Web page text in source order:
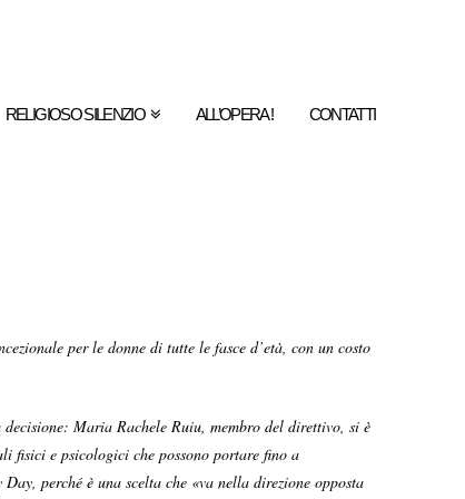
RELIGIOSO SILENZIO ALL’OPERA ! CONTATTI
per le donne di tutte le fasce d’età, con un costo
Maria Rachele Ruiu, membro del direttivo, si è
fisici e psicologici che possono portare fino a
perché è una scelta che «va nella direzione opposta